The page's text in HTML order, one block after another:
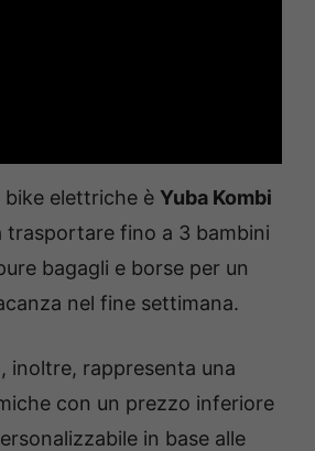
bike elettriche è Yuba Kombi
trasportare fino a 3 bambini
bagagli e borse per un
nel fine settimana.
inoltre, rappresenta una
con un prezzo inferiore
in base alle